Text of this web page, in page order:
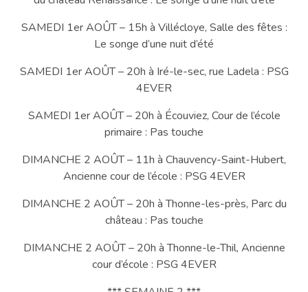
SAMEDI 1er AOÛT – 15h à Villécloye, Salle des fêtes :
Le songe d’une nuit d’été
SAMEDI 1er AOÛT – 20h à Iré-le-sec, rue Ladela : PSG
4EVER
SAMEDI 1er AOÛT – 20h à Écouviez, Cour de l’école
primaire : Pas touche
DIMANCHE 2 AOÛT – 11h à Chauvency-Saint-Hubert,
Ancienne cour de l’école : PSG 4EVER
DIMANCHE 2 AOÛT – 20h à Thonne-les-près, Parc du
château : Pas touche
DIMANCHE 2 AOÛT – 20h à Thonne-le-Thil, Ancienne
cour d’école : PSG 4EVER